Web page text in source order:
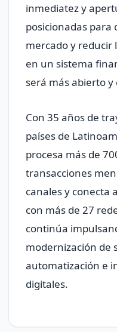
inmediatez y
posicionadas
mercado y reducir
en un sistema
será más abierto
Con 35 años de
países de
procesa más de
transacciones
canales y conecta
con más de 27
continúa
modernización de
automatización e
digitales.